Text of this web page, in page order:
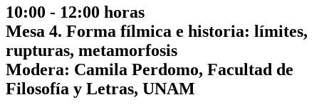
10:00 - 12:00 horas
Mesa 4. Forma fílmica e historia: límites,
rupturas, metamorfosis
Modera: Camila Perdomo, Facultad de
Filosofía y Letras, UNAM